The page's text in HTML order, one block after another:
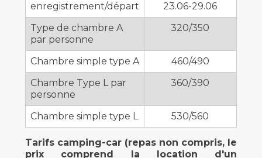
enregistrement/départ
23.06-29.06
Type de chambre A
par personne
320/350
Chambre simple type A
460/490
Chambre Type L par
personne
360/390
Chambre simple type L 530/560
Tarifs camping-car (repas non compris, le
prix comprend la location d'un